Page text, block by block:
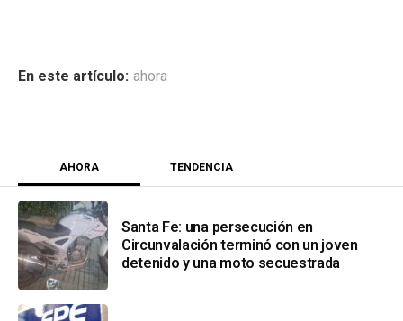
ahora
AHORA TENDENCIA
Santa Fe: una persecución en
Circunvalación terminó con un joven
detenido y una moto secuestrada